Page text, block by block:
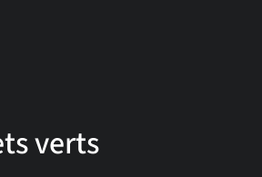
verts